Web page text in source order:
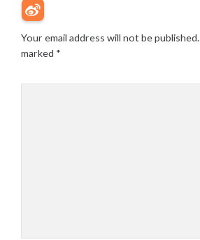
Your email address will not be published.
marked *